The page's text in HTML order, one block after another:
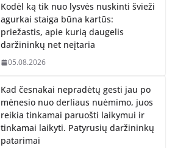
Kodėl ką tik nuo lysvės nuskinti švieži
agurkai staiga būna kartūs:
priežastis, apie kurią daugelis
daržininkų net neįtaria
05.08.2026
Kad česnakai nepradėtų gesti jau po
mėnesio nuo derliaus nuėmimo, juos
reikia tinkamai paruošti laikymui ir
tinkamai laikyti. Patyrusių daržininkų
patarimai